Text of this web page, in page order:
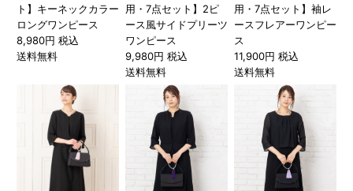
ト】キーネックカラー
ロングワンピース
8,980円 税込
送料無料
用・7点セット】2ピ
ース風サイドプリーツ
ワンピース
9,980円 税込
送料無料
用・7点セット】袖レ
ースフレアーワンピー
ス
11,900円 税込
送料無料